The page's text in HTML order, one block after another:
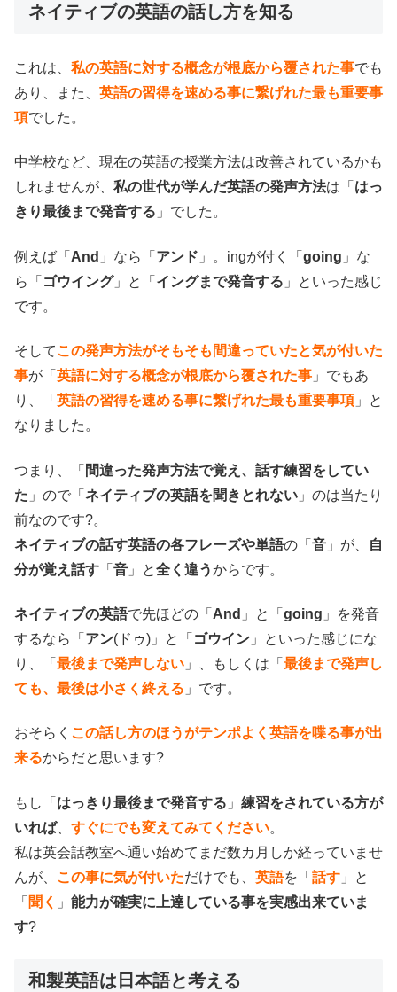
ネイティブの英語の話し方を知る
これは、 私の英語に対する概念が根底から覆された事でも
あり、また、 英語の習得を速める事に繋げれた最も重要事
項でした。
中学校など、現在の英語の授業方法は改善されているかも
しれませんが、 私の世代が学んだ英語の発声方法は「 はっ
きり最後まで発音する 」でした。
例えば「 And 」なら「 アンド 」。ingが付く「 going 」な
ら「 ゴウイング」と「 イングまで発音する 」といった感じ
です。
そしてこの発声方法がそもそも間違っていたと気が付いた
事が「 英語に対する概念が根底から覆された事 」でもあ
り、「 英語の習得を速める事に繋げれた最も重要事項 」と
なりました。
つまり、「 間違った発声方法で覚え、話す練習をしてい
た 」ので「 ネイティブの英語を聞きとれない 」のは当たり
前なのです?。
ネイティブの話す英語の各フレーズや単語の「 音 」が、
自
分が覚え話す 「 音 」と全く違うからです。
ネイティブの英語で先ほどの「 And 」と「 going 」を発音
するなら「 アン(ドゥ)」と「 ゴウイン 」といった感じにな
り、「 最後まで発声しない 」、もしくは「 最後まで発声し
ても、最後は小さく終える 」です。
おそらく この話し方のほうがテンポよく英語を喋る事が出
来るからだと思います?
もし「 はっきり最後まで発音する 」 練習をされている方が
いれば、 すぐにでも変えてみてください。
私は英会話教室へ通い始めてまだ数カ月しか経っていませ
んが、 この事に気が付いただけでも、 英語を「 話す 」と
「 聞く 」 能力が確実に上達している事を実感出来ていま
す?
和製英語は日本語と考える